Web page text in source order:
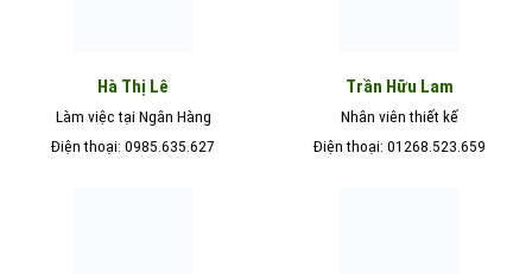
Hà Thị Lê
Làm việc tại Ngân Hàng
Điện thoại: 0985.635.627
Trần Hữu Lam
Nhân viên thiết kế
Điện thoại: 01268.523.659